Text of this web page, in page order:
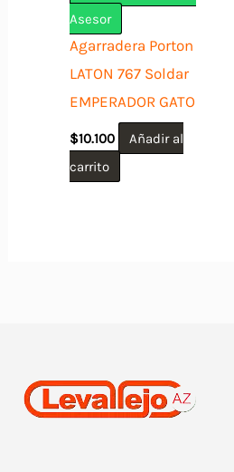
Asesor
Agarradera Porton
LATON 767 Soldar
EMPERADOR GATO
$10.100
Añadir al
carrito